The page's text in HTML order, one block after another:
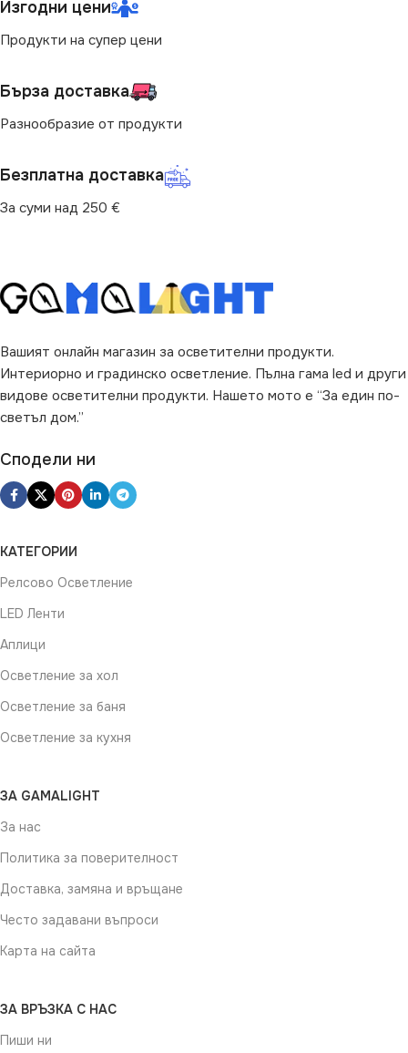
1540
СТЕПЕН НА ЗАЩИТА
ДЪЛЖИНА
50 x 0.1 x 0.02 cm
ДИМИРАНЕ Димираща
50 x 0.08 x 0.01 cm
ЦВЯТ Бял
Изгодни цени
Продукти на супер цени
Бърза доставка
Разнообразие от продукти
Безплатна доставка
За суми над 250 €
Вашият онлайн магазин за осветителни продукти.
Интериорно и градинско осветление. Пълна гама led и други
видове осветителни продукти. Нашето мото е “За един по-
светъл дом.”
Сподели ни
КАТЕГОРИИ
Релсово Осветление
LED Ленти
Аплици
Осветление за хол
Осветление за баня
Осветление за кухня
ЗА GAMALIGHT
За нас
Политика за поверителност
Доставка, замяна и връщане
Често задавани въпроси
Карта на сайта
ЗА ВРЪЗКА С НАС
Пиши ни